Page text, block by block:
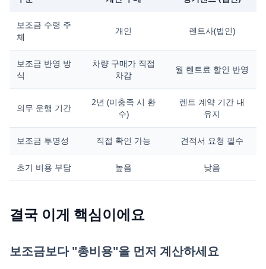
보조금 수령 주
체
개인 렌트사(법인)
보조금 반영 방
식
차량 구매가 직접
차감
월 렌트료 할인 반영
의무 운행 기간
2년 (미충족 시 환
수)
렌트 계약 기간 내
유지
보조금 투명성 직접 확인 가능 견적서 요청 필수
초기 비용 부담 높음 낮음
결국 이게 핵심이에요
보조금보다 "총비용"을 먼저 계산하세요